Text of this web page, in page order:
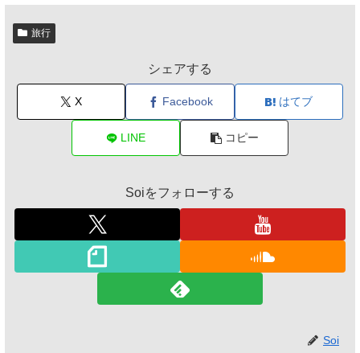
旅行
シェアする
X Facebook はてブ
LINE コピー
Soiをフォローする
Soi